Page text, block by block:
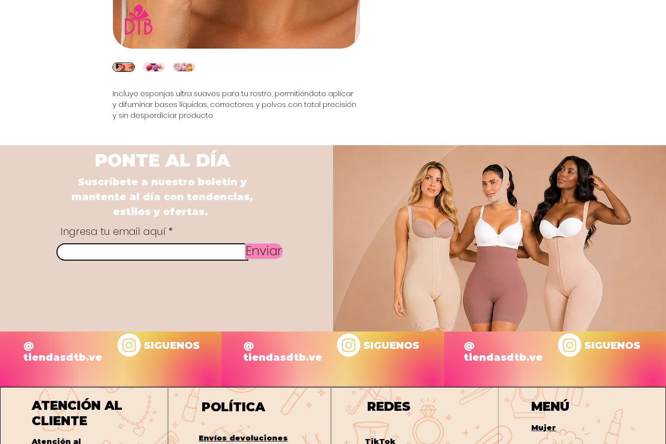
Incluye esponjas ultra suaves para tu rostro, permitiéndote aplicar
y difuminar bases líquidas, correctores y polvos con total precisión
y sin desperdiciar producto
PONTE AL DÍA
Suscríbete a nuestro boletín y
mantente al día con tendencias,
estilos y ofertas.
Ingresa tu email aquí
Enviar
@
tiendasdtb.ve
SIGUENOS
@
tiendasdtb.ve
SIGUENOS
@
tiendasdtb.ve
SIGUENOS
ATENCIÓN AL
CLIENTE
Atención al
POLÍTICA
Envíosdevoluciones
REDES
TikTok
MENÚ
Mujer